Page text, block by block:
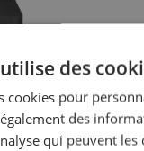
des
cookies pour
des
qui peuvent